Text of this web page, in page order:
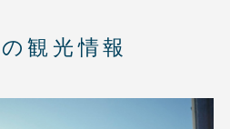
観光情報